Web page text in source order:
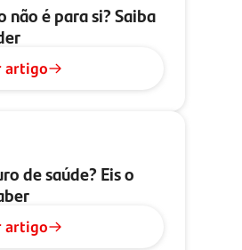
é para si? Saiba
artigo
de saúde? Eis o
artigo